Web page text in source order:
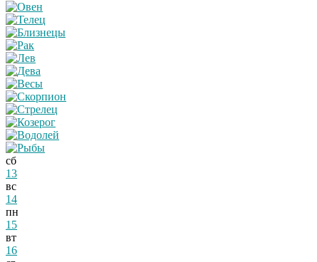
сб
13
вс
14
пн
15
вт
16